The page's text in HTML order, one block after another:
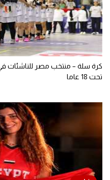
كرة سلة – منتخب مصر للناشئات
تحت 18 عاما